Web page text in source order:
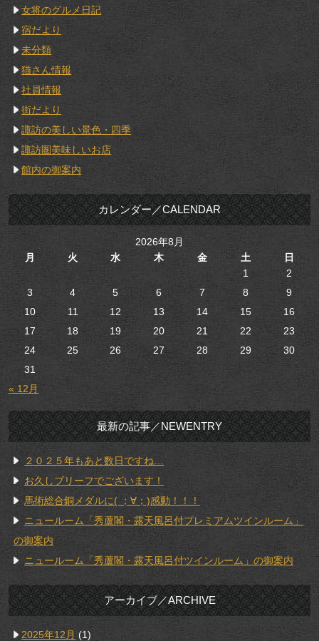
女将のグルメ日記
宿だより
未分類
猫さん情報
社員情報
街だより
諏訪の美しい景色・四季
諏訪圏美味しいお店
館内の御案内
カレンダー／CALENDAR
2026年8月
月
火 水 木 金 土
日
1
2
3
4 5 6 7 8
9
10
11 12 13 14 15
16
17
18 19 20 21 22
23
24
25 26 27 28 29
30
31
« 12月
最新の記事／NEWENTRY
２０２５年もあと数日ですね…
お久しブリーフでございます！
馬術総合銅メダルに( ；∀；)感動！！！
ニュールーム「秀蘆閣・露天風呂付プレミアムツインルーム」
の御案内
ニュールーム「秀蘆閣・露天風呂付ツインルーム」の御案内
アーカイブ／ARCHIVE
2025年12月 (1)